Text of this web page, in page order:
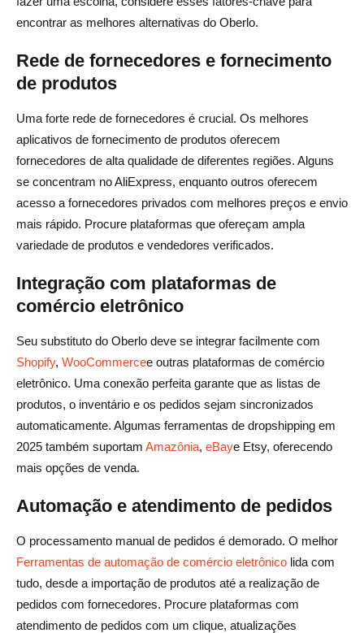
encontrar as melhores alternativas do Oberlo.
Rede de fornecedores e fornecimento
de produtos
Uma forte rede de fornecedores é crucial. Os melhores
aplicativos de fornecimento de produtos oferecem
fornecedores de alta qualidade de diferentes regiões. Alguns
se concentram no AliExpress, enquanto outros oferecem
acesso a fornecedores privados com melhores preços e envio
mais rápido. Procure plataformas que ofereçam ampla
variedade de produtos e vendedores verificados.
Integração com plataformas de
comércio eletrônico
Seu substituto do Oberlo deve se integrar facilmente com
Shopify, WooCommercee outras plataformas de comércio
eletrônico. Uma conexão perfeita garante que as listas de
produtos, o inventário e os pedidos sejam sincronizados
automaticamente. Algumas ferramentas de dropshipping em
2025 também suportam Amazônia, eBaye Etsy, oferecendo
mais opções de venda.
Automação e atendimento de pedidos
O processamento manual de pedidos é demorado. O melhor
Ferramentas de automação de comércio eletrônico lida com
tudo, desde a importação de produtos até a realização de
pedidos com fornecedores. Procure plataformas com
atendimento de pedidos com um clique, atualizações